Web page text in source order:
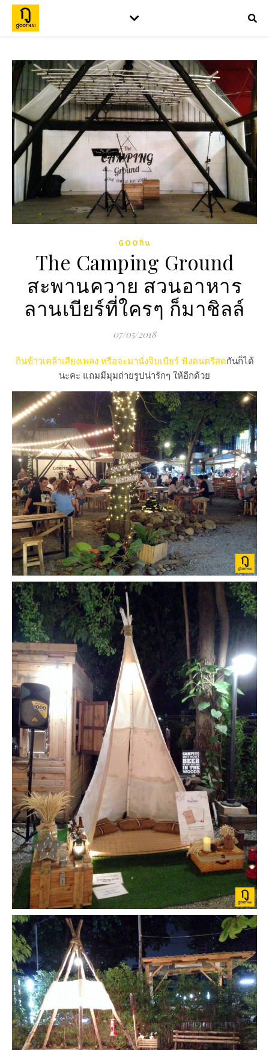
GOOกิน
The Camping Ground
สะพานควาย สวนอาหาร
ลานเบียร์ที่ใครๆ ก็มาชิลล์
07/05/2018
กินข้าวเคล้าเสียงเพลง หรือจะมานั่งจิบเบียร์ ฟังดนตรีสดกันก็ได้
นะคะ แถมมีมุมถ่ายรูปน่ารักๆ ให้อีกด้วย